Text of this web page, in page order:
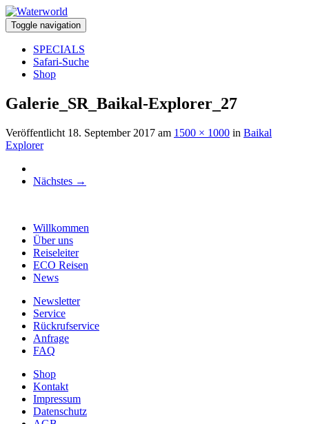
Toggle navigation
SPECIALS
Safari-Suche
Shop
Galerie_SR_Baikal-Explorer_27
Veröffentlicht 18. September 2017 am 1500 × 1000 in Baikal
Explorer
Nächstes →
Willkommen
Über uns
Reiseleiter
ECO Reisen
News
Newsletter
Service
Rückrufservice
Anfrage
FAQ
Shop
Kontakt
Impressum
Datenschutz